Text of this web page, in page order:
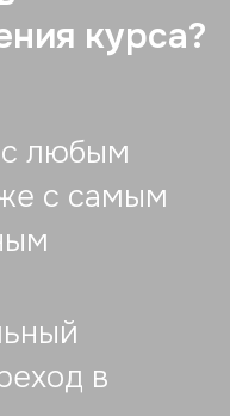
курса?
с любым
с самым
в